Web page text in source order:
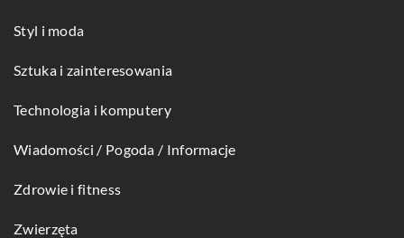
Styl i moda
Sztuka i zainteresowania
Technologia i komputery
Wiadomości / Pogoda / Informacje
Zdrowie i fitness
Zwierzęta